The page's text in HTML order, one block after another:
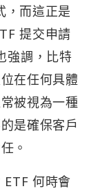
，而這正是
提交申請
強調，比特
在任何具體
被視為一種
是確保客戶
。
何時會